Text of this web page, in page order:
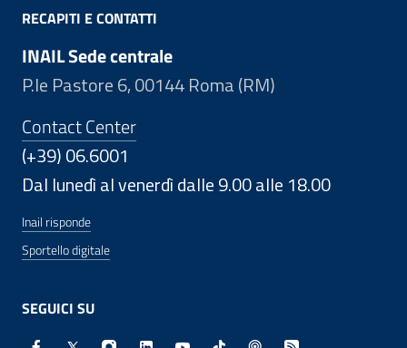
RECAPITI E CONTATTI
INAIL Sede centrale
P.le Pastore 6, 00144 Roma (RM)
Contact Center
(+39) 06.6001
Dal lunedì al venerdì dalle 9.00 alle 18.00
Inail risponde
Sportello digitale
SEGUICI SU